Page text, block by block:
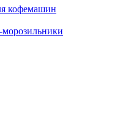
кофемашин